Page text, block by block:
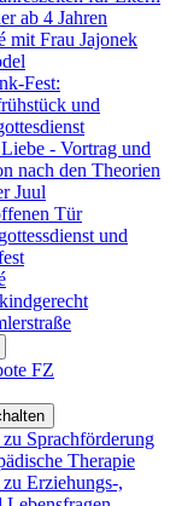
ab 4 Jahren
mit Frau Jajonek
Fest:
und
- Vortrag und
nach den Theorien
Juul
Tür
und
FZ
Sprachförderung
Therapie
Erziehungs-,